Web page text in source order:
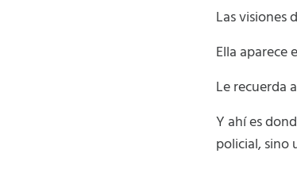
Las visiones
Ella aparece
Le recuerda
Y ahí es
policial, sino